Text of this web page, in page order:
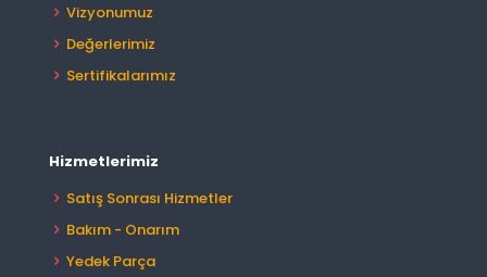
Vizyonumuz
Değerlerimiz
Sertifikalarımız
Hizmetlerimiz
Satış Sonrası Hizmetler
Bakım - Onarım
Yedek Parça